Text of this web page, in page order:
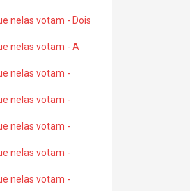
nelas votam - Dois
nelas votam - A
nelas votam -
nelas votam -
nelas votam -
nelas votam -
nelas votam -